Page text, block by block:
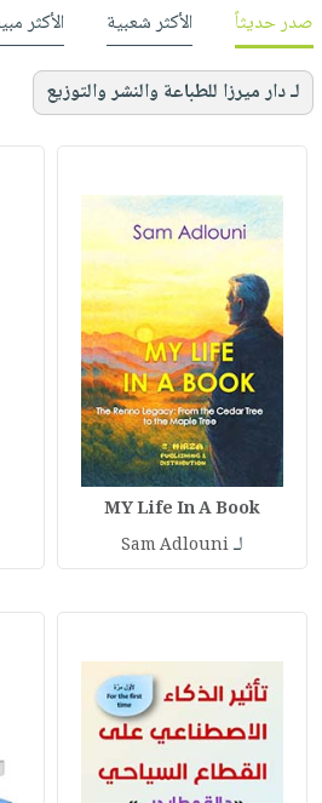
صدر حديثاً الأكثر شعبية الأكثر
لـ دار ميرزا للطباعة والنشر والتوزيع
MY Life In A Book
لـSam Adlouni